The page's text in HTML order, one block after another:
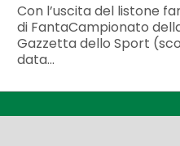
Con l’uscita del listone
di FantaCampionato
Gazzetta dello Sport
data...